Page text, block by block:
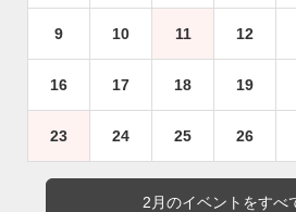
9 10 11 12
16 17 18 19
23 24 25 26
2月のイベントをすべ